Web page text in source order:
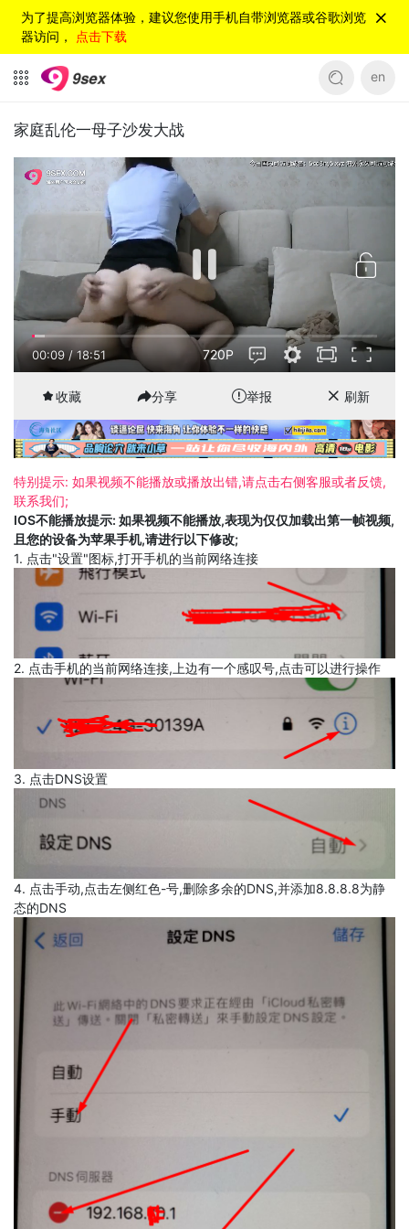
为了提高浏览器体验，建议您使用手机自带浏览器或谷歌浏览
器访问， 点击下载
en
家庭乱伦一母子沙发大战
00:09/18:51 720P
收藏 分享 举报 刷新
特别提示: 如果视频不能播放或播放出错,请点击右侧客服或者反馈,
联系我们;
IOS不能播放提示: 如果视频不能播放,表现为仅仅加载出第一帧视频,
且您的设备为苹果手机,请进行以下修改;
1. 点击"设置"图标,打开手机的当前网络连接
2. 点击手机的当前网络连接,上边有一个感叹号,点击可以进行操作
3. 点击DNS设置
4. 点击手动,点击左侧红色-号,删除多余的DNS,并添加8.8.8.8为静
态的DNS